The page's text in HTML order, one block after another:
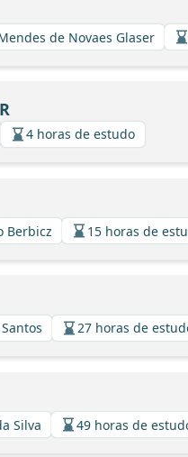
de Novaes Glaser
4 horas de estudo
Berbicz 15 horas de
27 horas de
Silva 49 horas de